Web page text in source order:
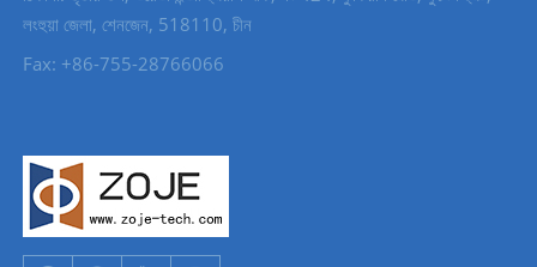
লংহুয়া জেলা, শেনজেন, 518110, চীন
Fax: +86-755-28766066